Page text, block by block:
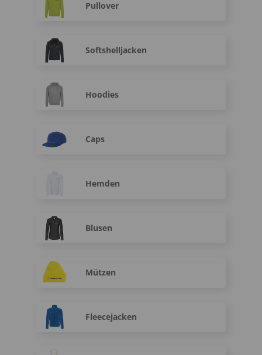
Pullover
Softshelljacken
Hoodies
Caps
Hemden
Blusen
Mützen
Fleecejacken